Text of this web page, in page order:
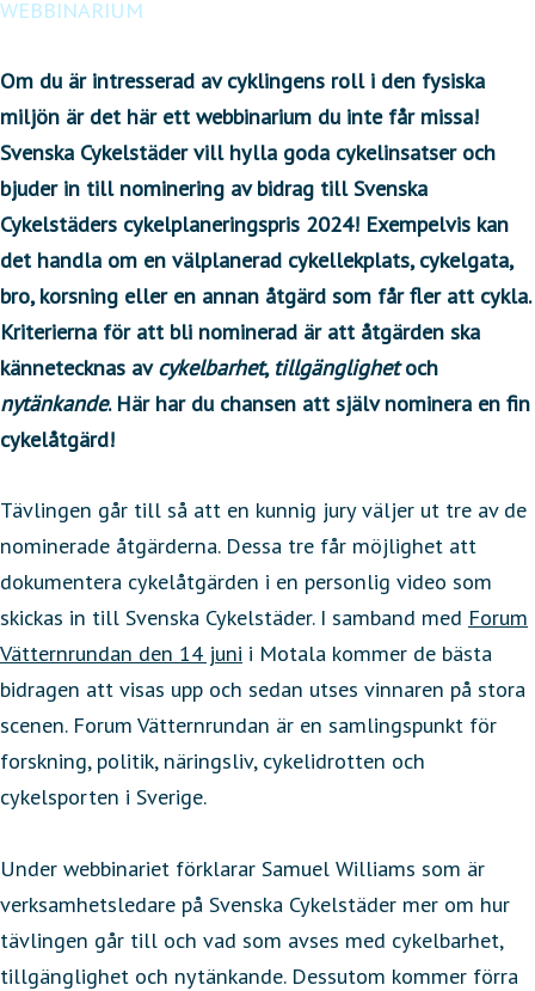
WEBBINARIUM
Om du är intresserad av cyklingens roll i den fysiska
miljön är det här ett webbinarium du inte får missa!
Svenska Cykelstäder vill hylla goda cykelinsatser och
bjuder in till nominering av bidrag till Svenska
Cykelstäders cykelplaneringspris 2024! Exempelvis kan
det handla om en välplanerad cykellekplats, cykelgata,
bro, korsning eller en annan åtgärd som får fler att cykla.
Kriterierna för att bli nominerad är att åtgärden ska
kännetecknas avcykelbarhet, tillgänglighetoch
nytänkande. Här har du chansen att själv nominera en fin
cykelåtgärd!
Tävlingen går till så att en kunnig jury väljer ut tre av de
nominerade åtgärderna. Dessa tre får möjlighet att
dokumentera cykelåtgärden i en personlig video som
skickas in till Svenska Cykelstäder. I samband med Forum
Vätternrundan den 14 juni i Motala kommer de bästa
bidragen att visas upp och sedan utses vinnaren på stora
scenen. Forum Vätternrundan är en samlingspunkt för
forskning, politik, näringsliv, cykelidrotten och
cykelsporten i Sverige.
Under webbinariet förklarar Samuel Williams som är
verksamhetsledare på Svenska Cykelstäder mer om hur
tävlingen går till och vad som avses med cykelbarhet,
tillgänglighet och nytänkande. Dessutom kommer förra